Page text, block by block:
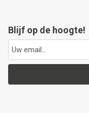
Blijf op de hoogte!